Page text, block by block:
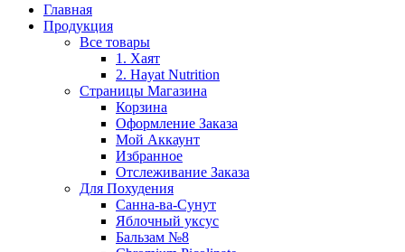
Главная
Продукция
Все товары
1. Хаят
2. Hayat Nutrition
Страницы Магазина
Корзина
Оформление Заказа
Мой Аккаунт
Избранное
Отслеживание Заказа
Для Похудения
Санна-ва-Сунут
Яблочный уксус
Бальзам №8